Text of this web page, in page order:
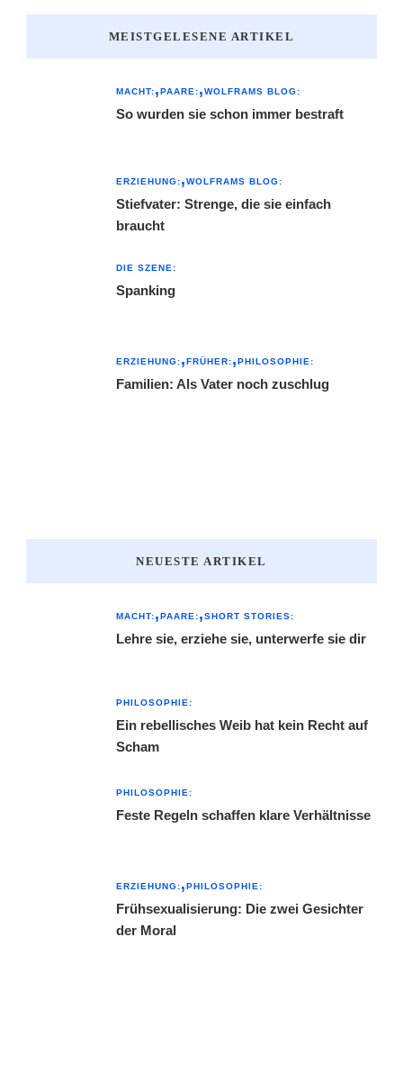
MEISTGELESENE ARTIKEL
MACHT: PAARE: WOLFRAMS BLOG:
So wurden sie schon immer bestraft
ERZIEHUNG: WOLFRAMS BLOG:
Stiefvater: Strenge, die sie einfach
braucht
DIE SZENE:
Spanking
ERZIEHUNG: FRÜHER: PHILOSOPHIE:
Familien: Als Vater noch zuschlug
NEUESTE ARTIKEL
MACHT: PAARE: SHORT STORIES:
Lehre sie, erziehe sie, unterwerfe sie dir
PHILOSOPHIE:
Ein rebellisches Weib hat kein Recht auf
Scham
PHILOSOPHIE:
Feste Regeln schaffen klare Verhältnisse
ERZIEHUNG: PHILOSOPHIE:
Frühsexualisierung: Die zwei Gesichter
der Moral